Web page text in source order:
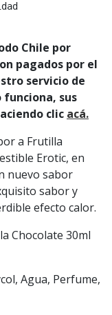
Chile por
pagados por el
servicio de
funciona, sus
clic acá.
a Frutilla
Erotic, en
nuevo sabor
sabor y
efecto calor.
Chocolate 30ml
Agua, Perfume,